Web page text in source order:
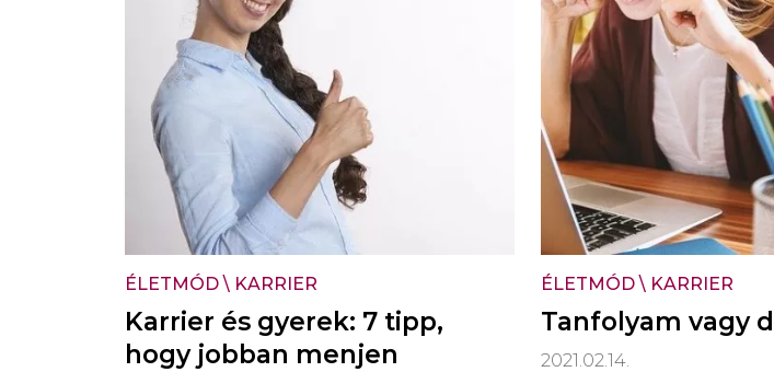
ÉLETMÓD\ KARRIER
Karrier és gyerek: 7 tipp,
hogy jobban menjen
ÉLETMÓD\ KARRIER
Tanfolyam vagy
2021.02.14.